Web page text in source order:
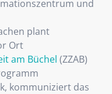
und
plant
Ort
am Büchel (ZZAB)
kommuniziert das